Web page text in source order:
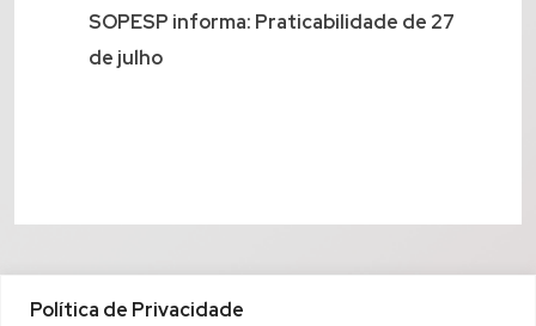
Política de Privacidade
SOPESP informa: Praticabilidade de 27
de julho